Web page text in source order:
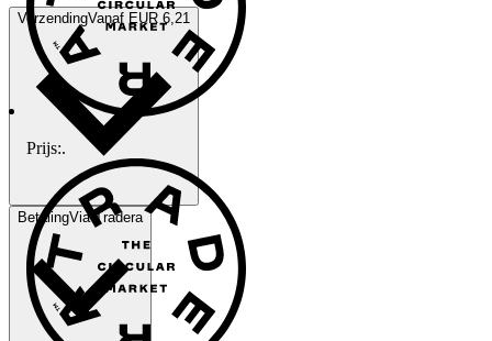
VerzendingVanaf EUR 6,21
BetalingVia Tradera
Prijs:.